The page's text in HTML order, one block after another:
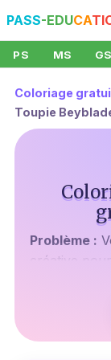
PASS-EDUCA
PS MS GS
Coloriage
Toupie
Problème :
créative
série
cette
classiques
?